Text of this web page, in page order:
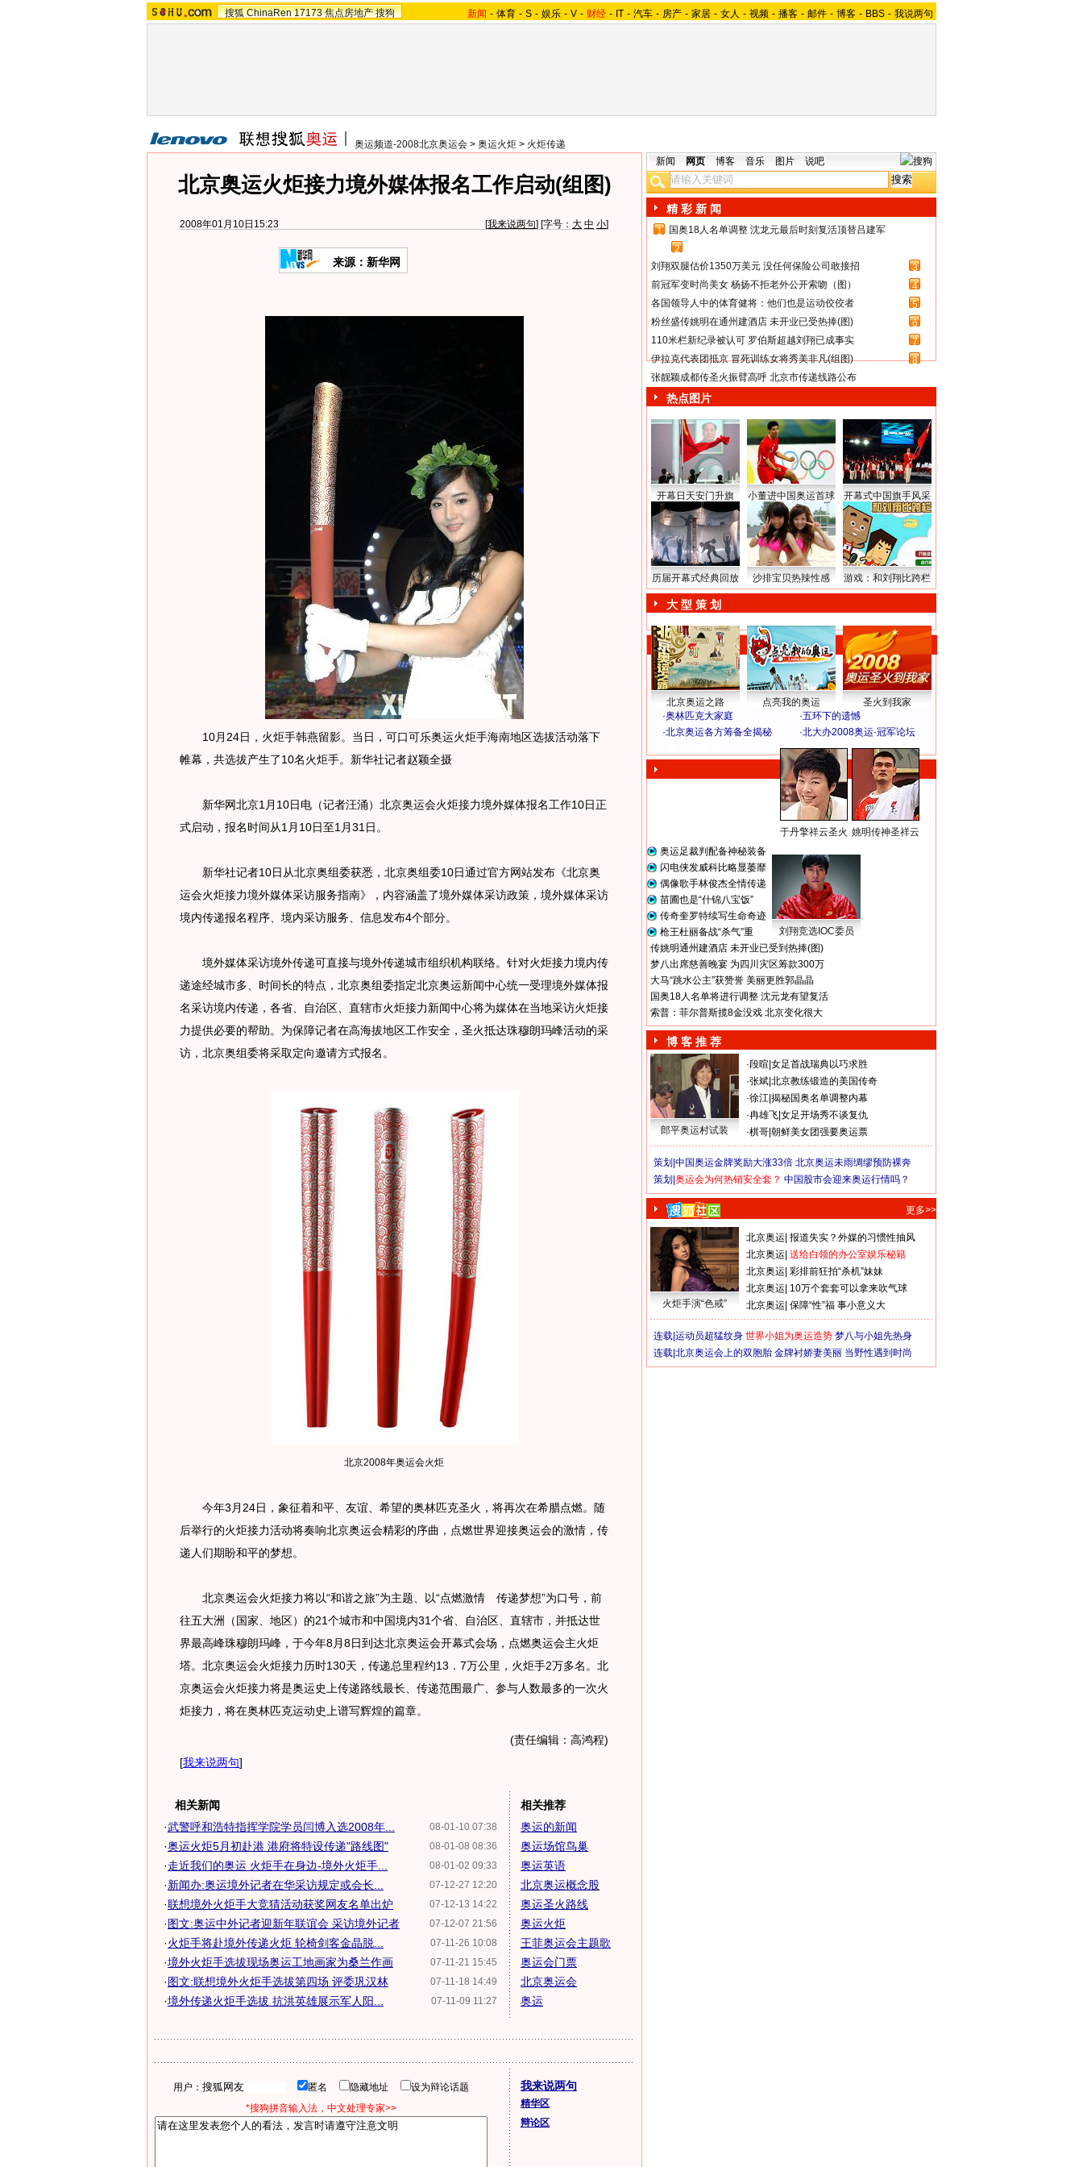
搜狐 ChinaRen 17173 焦点房地产 搜狗 新闻 - 体育 - S - 娱乐 - V - 财经 - IT - 汽车 - 房产 - 家居 - 女人 - 视频 - 播客 - 邮件 - 博客 - BBS - 我说两句
奥运频道-2008北京奥运会 > 奥运火炬 > 火炬传递
北京奥运火炬接力境外媒体报名工作启动(组图)
2008年01月10日15:23 [我来说两句] [字号： 大 中 小]
来源：新华网
10月24日，火炬手韩燕留影。当日，可口可乐奥运火炬手海南地区选拔活动落下
帷幕，共选拔产生了10名火炬手。新华社记者赵颖全摄
新华网北京1月10日电（记者汪涌）北京奥运会火炬接力境外媒体报名工作10日正
式启动，报名时间从1月10日至1月31日。
新华社记者10日从北京奥组委获悉，北京奥组委10日通过官方网站发布《北京奥
运会火炬接力境外媒体采访服务指南》，内容涵盖了境外媒体采访政策，境外媒体采访
境内传递报名程序、境内采访服务、信息发布4个部分。
境外媒体采访境外传递可直接与境外传递城市组织机构联络。针对火炬接力境内传
递途经城市多、时间长的特点，北京奥组委指定北京奥运新闻中心统一受理境外媒体报
名采访境内传递，各省、自治区、直辖市火炬接力新闻中心将为媒体在当地采访火炬接
力提供必要的帮助。为保障记者在高海拔地区工作安全，圣火抵达珠穆朗玛峰活动的采
访，北京奥组委将采取定向邀请方式报名。
北京2008年奥运会火炬
今年3月24日，象征着和平、友谊、希望的奥林匹克圣火，将再次在希腊点燃。随
后举行的火炬接力活动将奏响北京奥运会精彩的序曲，点燃世界迎接奥运会的激情，传
递人们期盼和平的梦想。
北京奥运会火炬接力将以“和谐之旅”为主题、以“点燃激情 传递梦想”为口号，前
往五大洲（国家、地区）的21个城市和中国境内31个省、自治区、直辖市，并抵达世
界最高峰珠穆朗玛峰，于今年8月8日到达北京奥运会开幕式会场，点燃奥运会主火炬
塔。 北京奥运会火炬接力历时130天，传递总里程约13．7万公里，火炬手2万多名。北
京奥运会火炬接力将是奥运史上传递路线最长、传递范围最广、参与人数最多的一次火
炬接力，将在奥林匹克运动史上谱写辉煌的篇章。
(责任编辑：高鸿程)
[我来说两句]
相关新闻
08-01-10 07:38
·武警呼和浩特指挥学院学员闫博入选2008年...
08-01-08 08:36
·奥运火炬5月初赴港 港府将特设传递"路线图"
08-01-02 09:33
·走近我们的奥运 火炬手在身边-境外火炬手...
07-12-27 12:20
·新闻办:奥运境外记者在华采访规定或会长...
07-12-13 14:22
·联想境外火炬手大竞猜活动获奖网友名单出炉
07-12-07 21:56
·图文:奥运中外记者迎新年联谊会 采访境外记者
07-11-26 10:08
·火炬手将赴境外传递火炬 轮椅剑客金晶脱...
07-11-21 15:45
·境外火炬手选拔现场奥运工地画家为桑兰作画
07-11-18 14:49
·图文:联想境外火炬手选拔第四场 评委巩汉林
07-11-09 11:27
·境外传递火炬手选拔 抗洪英雄展示军人阳...
相关推荐
奥运的新闻
奥运场馆鸟巢
奥运英语
北京奥运概念股
奥运圣火路线
奥运火炬
王菲奥运会主题歌
奥运会门票
北京奥运会
奥运
用户： 匿名 隐藏地址
设为辩论话题
*搜狗拼音输入法，中文处理专家>>
我来说两句
精华区
辩论区
新闻 网页 博客 音乐 图片 说吧
精 彩 新 闻
1
国奥18人名单调整 沈龙元最后时刻复活顶替吕建军
2
刘翔双腿估价1350万美元 没任何保险公司敢接招
3
前冠军变时尚美女 杨扬不拒老外公开索吻（图）
4
各国领导人中的体育健将：他们也是运动佼佼者
5
粉丝盛传姚明在通州建酒店 未开业已受热捧(图)
6
110米栏新纪录被认可 罗伯斯超越刘翔已成事实
7
伊拉克代表团抵京 冒死训练女将秀美非凡(组图)
8
张靓颖成都传圣火振臂高呼 北京市传递线路公布
热点图片
开幕日天安门升旗 小董进中国奥运首球 开幕式中国旗手风采
历届开幕式经典回放 沙排宝贝热辣性感 游戏：和刘翔比跨栏
大 型 策 划
北京奥运之路 点亮我的奥运
圣火到我家
·奥林匹克大家庭 ·五环下的遗憾
·北京奥运各方筹备全揭秘 ·北大办2008奥运·冠军论坛
于丹擎祥云圣火 姚明传神圣祥云
奥运足裁判配备神秘装备
闪电侠发威科比略显萎靡
偶像歌手林俊杰全情传递
苗圃也是“什锦八宝饭”
传奇奎罗特续写生命奇迹
枪王杜丽备战“杀气”重
刘翔竞选IOC委员
传姚明通州建酒店 未开业已受到热捧(图)
梦八出席慈善晚宴 为四川灾区筹款300万
大马“跳水公主”获赞誉 美丽更胜郭晶晶
国奥18人名单将进行调整 沈元龙有望复活
索普：菲尔普斯揽8金没戏 北京变化很大
博 客 推 荐
郎平奥运村试装
·段暄 女足首战瑞典以巧求胜
·张斌 北京教练锻造的美国传奇
·徐江 揭秘国奥名单调整内幕
·冉雄飞 女足开场秀不谈复仇
·棋哥 朝鲜美女团强要奥运票
策划| 中国奥运金牌奖励大涨33倍 北京奥运未雨绸缪预防裸奔
策划| 奥运会为何热销安全套？ 中国股市会迎来奥运行情吗？
更多>>
火炬手演“色戒”
北京奥运 报道失实？外媒的习惯性抽风
北京奥运 送给白领的办公室娱乐秘籍
北京奥运 彩排前狂拍“杀机”妹妹
北京奥运 10万个套套可以拿来吹气球
北京奥运 保障“性”福 事小意义大
连载| 运动员超猛纹身 世界小姐为奥运造势 梦八与小姐先热身
连载| 北京奥运会上的双胞胎 金牌衬娇妻美丽 当野性遇到时尚